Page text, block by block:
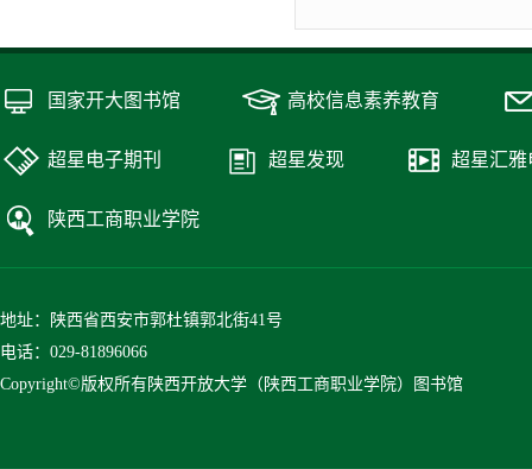
国家开大图书馆 高校信息素养教育
超星电子期刊 超星发现 超星汇雅
陕西工商职业学院
地址：陕西省西安市郭杜镇郭北街41号
电话：029-81896066
Copyright©版权所有陕西开放大学（陕西工商职业学院）图书馆